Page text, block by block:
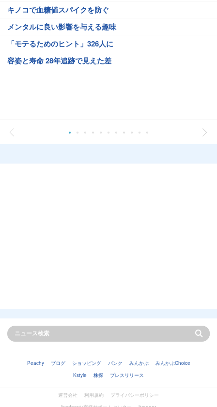
キノコで血糖値スパイクを防ぐ
メンタルに良い影響を与える趣味
「モテるためのヒント」326人に
容姿と寿命 28年追跡で見えた差
Peachy ブログ ショッピング バンク みんかぶ
みんかぶChoice
Kstyle
株探 プレスリリース
運営会社 利用規約
プライバシーポリシー